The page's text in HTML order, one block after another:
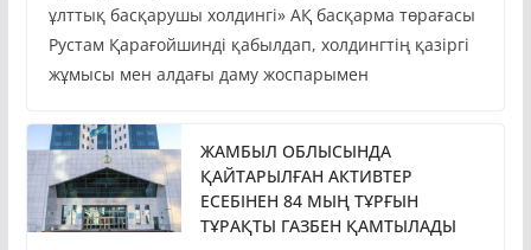
ұлттық басқарушы холдингі» АҚ басқарма төрағасы
Рустам Қарағойшинді қабылдап, холдингтің қазіргі
жұмысы мен алдағы даму жоспарымен
ЖАМБЫЛ ОБЛЫСЫНДА
ҚАЙТАРЫЛҒАН АКТИВТЕР
ЕСЕБІНЕН 84 МЫҢ ТҰРҒЫН
ТҰРАҚТЫ ГАЗБЕН ҚАМТЫЛАДЫ